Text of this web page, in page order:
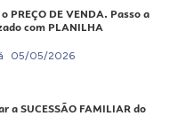
PREÇO DE VENDA. Passo a
com PLANILHA
05/05/2026
a SUCESSÃO FAMILIAR do